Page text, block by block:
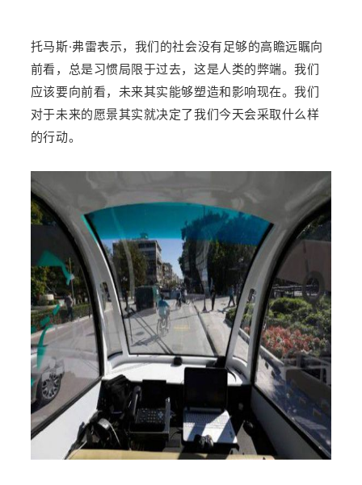
托马斯·弗雷表示，我们的社会没有足够的高瞻远瞩向
前看，总是习惯局限于过去，这是人类的弊端。我们
应该要向前看，未来其实能够塑造和影响现在。我们
对于未来的愿景其实就决定了我们今天会采取什么样
的行动。